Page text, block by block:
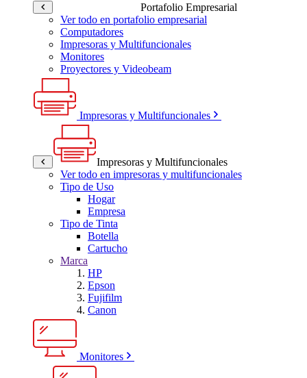
Portafolio Empresarial
Ver todo en portafolio empresarial
Computadores
Impresoras y Multifuncionales
Monitores
Proyectores y Videobeam
Impresoras y Multifuncionales
Impresoras y Multifuncionales
Ver todo en impresoras y multifuncionales
Tipo de Uso
Hogar
Empresa
Tipo de Tinta
Botella
Cartucho
Marca
HP
Epson
Fujifilm
Canon
Monitores